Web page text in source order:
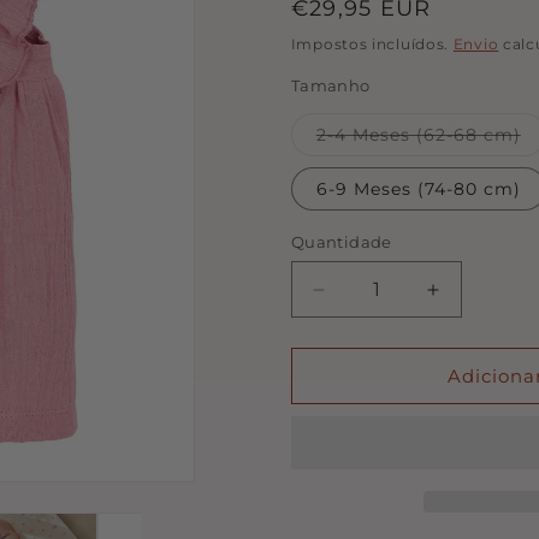
Preço
normal
€29,95 EUR
Impostos incluídos. Envio
Tamanho
2-4 Meses (62-68 cm)
ou
6-9 Meses (74-80 cm)
Quantidade
Quantidade
Diminuir
a
quantidade
Vestido
Aumentar
a
quantidade
de
Vestido